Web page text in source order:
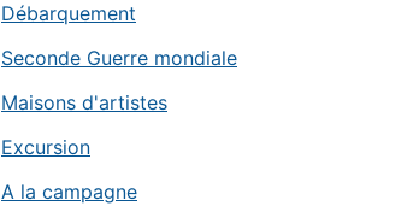
Débarquement
Seconde Guerre mondiale
Maisons d'artistes
Excursion
A la campagne